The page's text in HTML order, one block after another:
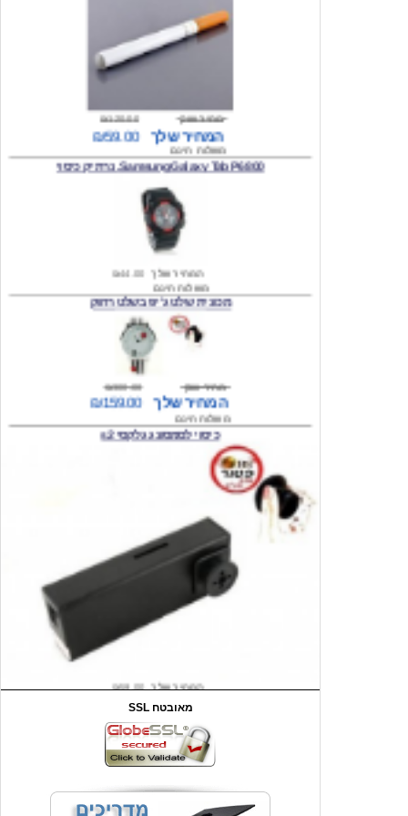
₪120.00
משלוח חינם
Samsung Galaxy Tab P6800, נרתיק כיסוי
המחיר שלך
משלוח חינם
₪300.00 מחיר שוק
₪159.00
כיסוי לסמסונג גלקסי s2
₪59.00
₪90.00 מחיר שוק
₪49.00 המחיר כולל משלוח :
כיסוי אחורי לאייפון 4/4S
SSL מאובטח